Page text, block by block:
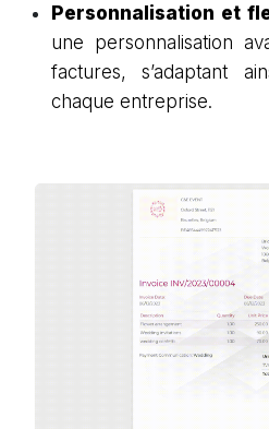
Personnalisation et
une personnalisation
factures, s’adaptant
chaque entreprise.